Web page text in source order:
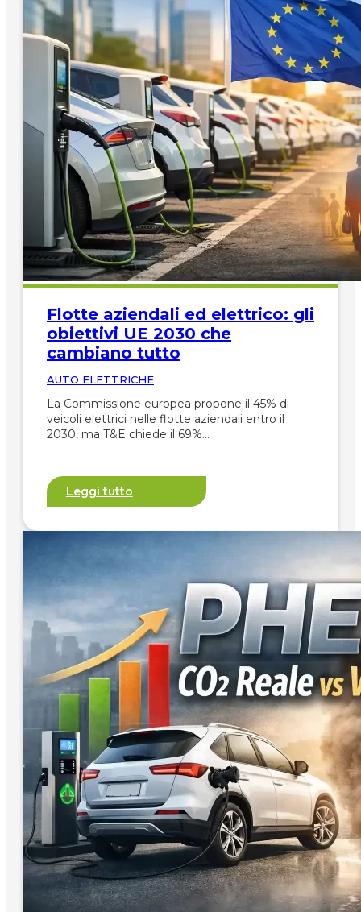
Flotte aziendali ed elettrico: gli
obiettivi UE 2030 che
cambiano tutto
AUTO ELETTRICHE
La Commissione europea propone il 45% di
veicoli elettrici nelle flotte aziendali entro il
2030, ma T&E chiede il 69%…
Leggi tutto